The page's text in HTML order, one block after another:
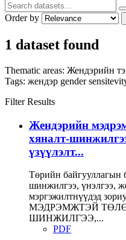
Order by
1 dataset found
Thematic areas: Жендэрийн
Tags: жендэр gender
Filter Results
Жендэрийн
хяналт-
үзүүлэлт...
Төрийн байгууллагын
шинжилгээ, үнэлгээ,
мэргэжилтнүүдэд
МЭДРЭМЖТЭЙ
ШИНЖИЛГЭЭ,...
PDF